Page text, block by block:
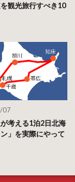
観光旅行すべき10
07
が考える1泊2日北海
」を実際にやって